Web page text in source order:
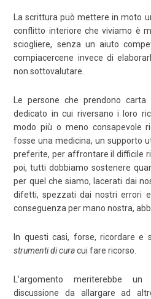
La scrittura può mettere in moto
conflitto interiore che viviamo è
sciogliere, senza un aiuto
compiacercene invece di
non sottovalutare.
Le persone che prendono
dedicato in cui riversano i loro
modo più o meno consapevole
fosse una medicina, un supporto
preferite, per affrontare il difficile
poi, tutti dobbiamo sostenere
per quel che siamo, lacerati dai
difetti, spezzati dai nostri errori
conseguenza per mano nostra,
In questi casi, forse, ricordare e
strumenti dicuracui fare ricorso.
L’argomento meriterebbe
discussione da allargare ad